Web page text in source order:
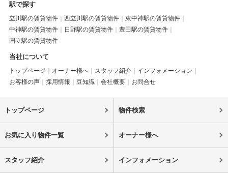
駅で探す
立川駅の賃貸物件 西立川駅の賃貸物件
東中神駅の賃貸物件
中神駅の賃貸物件
日野駅の賃貸物件
豊田駅の賃貸物件
国立駅の賃貸物件
当社について
トップページ オーナー様へ スタッフ紹介
インフォメーション
お客様の声
採用情報 豆知識 会社概要 お問合せ
トップページ 物件検索
お気に入り物件一覧 オーナー様へ
スタッフ紹介 インフォメーション